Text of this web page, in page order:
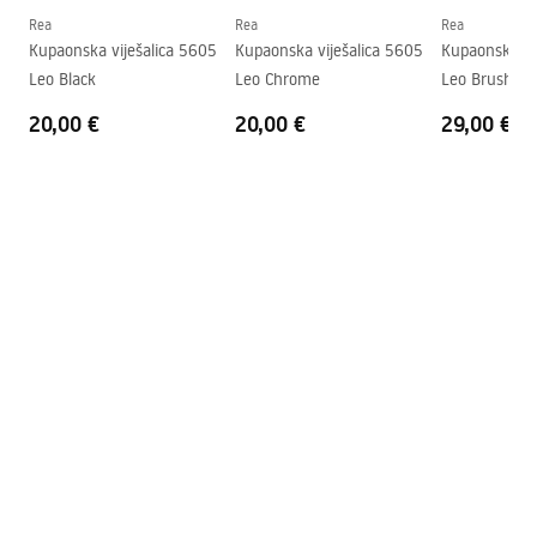
Rea
Kupaonska viješalica 5605
Leo Black
20,00 €
Rea
Kupaonska viješalica 5605
Leo Chrome
20,00 €
Rea
Kupaonska
Leo Brush
29,00 €